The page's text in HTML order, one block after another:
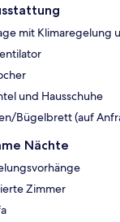
mit Klimaregelung
und Hausschuhe
Bügelbrett (auf
Nächte
Zimmer